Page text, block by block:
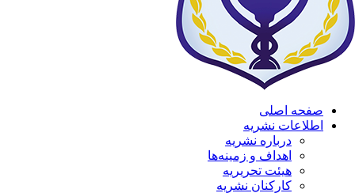
صفحه اصلی
اطلاعات نشریه
درباره نشریه
اهداف و زمینه‌ها
هیئت تحریریه
کارکنان نشریه